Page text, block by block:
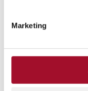
Marketing